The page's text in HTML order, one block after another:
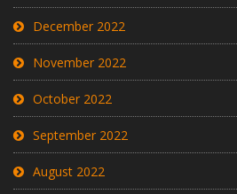
December 2022
November 2022
October 2022
September 2022
August 2022